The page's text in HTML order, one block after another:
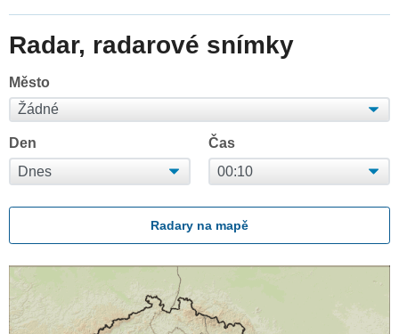
Radar, radarové snímky
Město
Den Čas
Radary na mapě